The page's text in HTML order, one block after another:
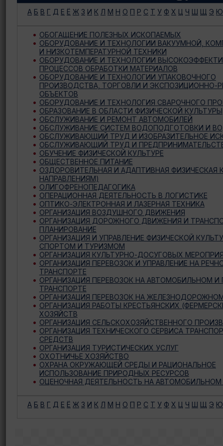
А Б В Г Д Е Ё Ж З И К Л М Н О П Р С Т У Ф Х Ц Ч Ш Щ Э Ю
ОБОГАЩЕНИЕ ПОЛЕЗНЫХ ИСКОПАЕМЫХ
ОБОРУДОВАНИЕ И ТЕХНОЛОГИИ ВАКУУМНОЙ,
И НИЗКОТЕМПЕРАТУРНОЙ ТЕХНИКИ
ОБОРУДОВАНИЕ И ТЕХНОЛОГИИ
ПРОЦЕССОВ ОБРАБОТКИ МАТЕРИАЛОВ
ОБОРУДОВАНИЕ И ТЕХНОЛОГИИ УПАКОВОЧНОГО
ПРОИЗВОДСТВА, ТОРГОВЛИ И ЭКСПОЗИЦИОННО-
ОБЪЕКТОВ
ОБОРУДОВАНИЕ И ТЕХНОЛОГИЯ СВАРОЧНОГО
ОБРАЗОВАНИЕ В ОБЛАСТИ ФИЗИЧЕСКОЙ КУЛЬТУРЫ
ОБСЛУЖИВАНИЕ И РЕМОНТ АВТОМОБИЛЕЙ
ОБСЛУЖИВАНИЕ СИСТЕМ ВОДОПОДГОТОВКИ И
ОБСЛУЖИВАЮЩИЙ ТРУД И ИЗОБРАЗИТЕЛЬНОЕ
ОБСЛУЖИВАЮЩИЙ ТРУД И
ОБУЧЕНИЕ ФИЗИЧЕСКОЙ КУЛЬТУРЕ
ОБЩЕСТВЕННОЕ ПИТАНИЕ
ОЗДОРОВИТЕЛЬНАЯ И АДАПТИВНАЯ ФИЗИЧЕСКАЯ
НАПРАВЛЕНИЯМ)
ОЛИГОФРЕНОПЕДАГОГИКА
ОПЕРАЦИОННАЯ ДЕЯТЕЛЬНОСТЬ В ЛОГИСТИКЕ
ОПТИКО-ЭЛЕКТРОННАЯ И ЛАЗЕРНАЯ ТЕХНИКА
ОРГАНИЗАЦИЯ ВОЗДУШНОГО ДВИЖЕНИЯ
ОРГАНИЗАЦИЯ ДОРОЖНОГО ДВИЖЕНИЯ И
ПЛАНИРОВАНИЕ
ОРГАНИЗАЦИЯ И УПРАВЛЕНИЕ ФИЗИЧЕСКОЙ
СПОРТОМ И ТУРИЗМОМ
ОРГАНИЗАЦИЯ КУЛЬТУРНО-ДОСУГОВЫХ
ОРГАНИЗАЦИЯ ПЕРЕВОЗОК И УПРАВЛЕНИЕ НА
ТРАНСПОРТЕ
ОРГАНИЗАЦИЯ ПЕРЕВОЗОК НА АВТОМОБИЛЬНОМ
ТРАНСПОРТЕ
ОРГАНИЗАЦИЯ ПЕРЕВОЗОК НА
ОРГАНИЗАЦИЯ РАБОТЫ КРЕСТЬЯНСКИХ
ХОЗЯЙСТВ
ОРГАНИЗАЦИЯ СЕЛЬСКОХОЗЯЙСТВЕННОГО
ОРГАНИЗАЦИЯ ТЕХНИЧЕСКОГО СЕРВИСА
СРЕДСТВ
ОРГАНИЗАЦИЯ ТУРИСТИЧЕСКИХ УСЛУГ
ОХОТНИЧЬЕ ХОЗЯЙСТВО
ОХРАНА ОКРУЖАЮЩЕЙ СРЕДЫ И РАЦИОНАЛЬНОЕ
ИСПОЛЬЗОВАНИЕ ПРИРОДНЫХ РЕСУРСОВ
ОЦЕНОЧНАЯ ДЕЯТЕЛЬНОСТЬ НА АВТОМОБИЛЬНОМ
А Б В Г Д Е Ё Ж З И К Л М Н О П Р С Т У Ф Х Ц Ч Ш Щ Э Ю